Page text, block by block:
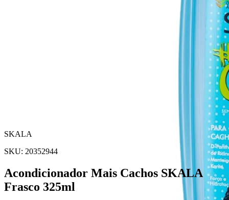
SKALA
SKU: 20352944
Acondicionador Mais Cachos SKALA
Frasco 325ml